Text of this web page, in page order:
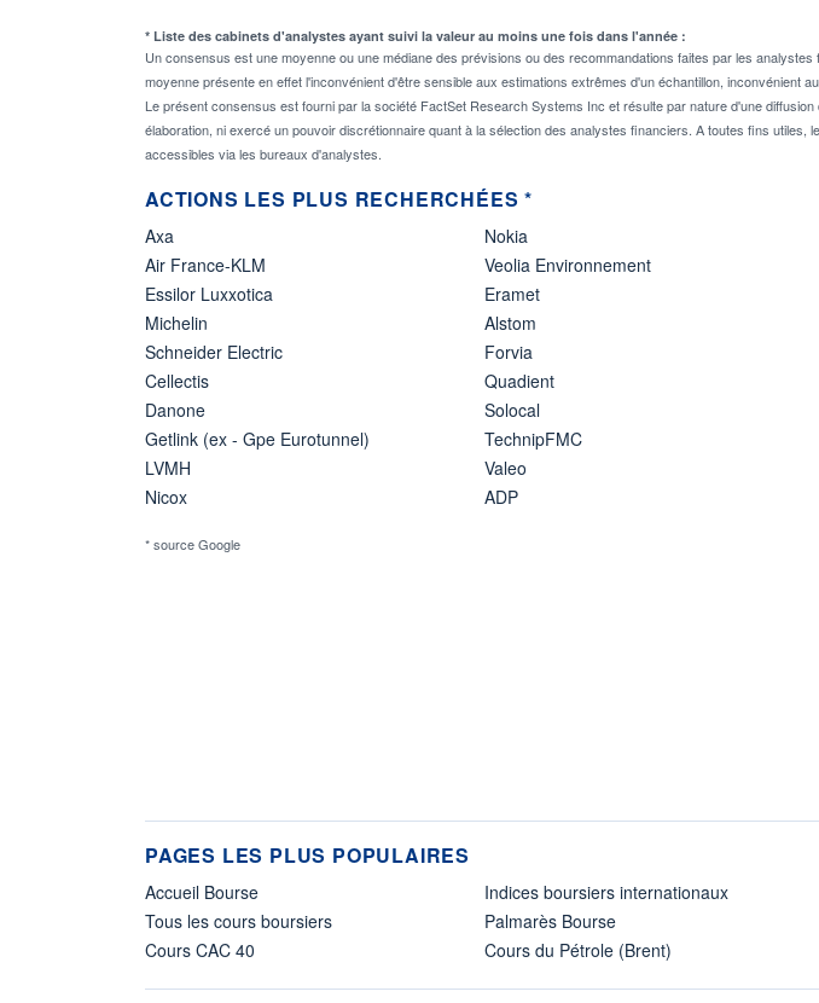
* Liste des cabinets d'analystes ayant suivi la valeur au moins une fois dans l'année :
Un consensus est une moyenne ou une médiane des prévisions ou des recommandations faites par les
moyenne présente en effet l'inconvénient d'être sensible aux estimations extrêmes d'un échantillon, inconvénient
Le présent consensus est fourni par la société FactSet Research Systems Inc et résulte par nature d'une
élaboration, ni exercé un pouvoir discrétionnaire quant à la sélection des analystes financiers. A toutes fins
accessibles via les bureaux d'analystes.
ACTIONS LES PLUS RECHERCHÉES *
Axa
Air France-KLM
Essilor Luxxotica
Michelin
Schneider Electric
Cellectis
Danone
Getlink (ex - Gpe Eurotunnel)
LVMH
Nicox
Nokia
Veolia Environnement
Eramet
Alstom
Forvia
Quadient
Solocal
TechnipFMC
Valeo
ADP
* source Google
PAGES LES PLUS POPULAIRES
Accueil Bourse
Tous les cours boursiers
Cours CAC 40
Indices boursiers internationaux
Palmarès Bourse
Cours du Pétrole (Brent)